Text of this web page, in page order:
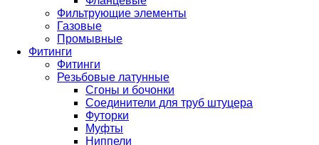
Фильтрующие элементы
Газовые
Промывные
Фитинги
Фитинги
Резьбовые латунные
Сгоны и бочонки
Соединители для труб штуцера
Футорки
Муфты
Ниппели